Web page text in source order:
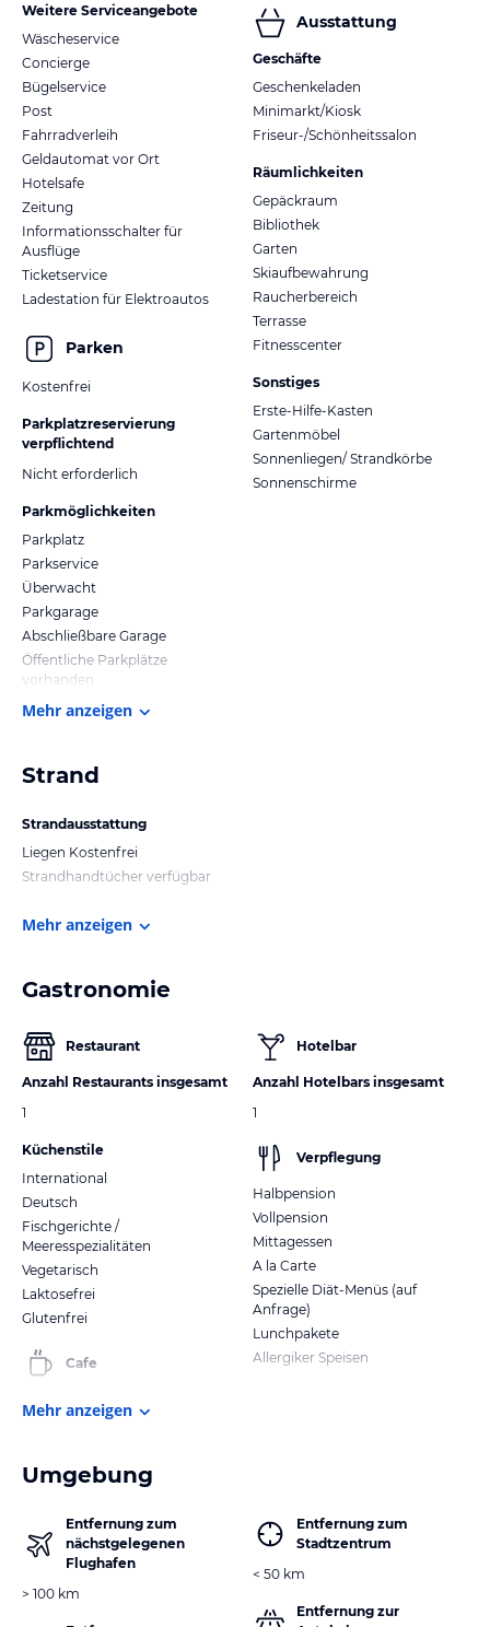
Weitere Serviceangebote
Wäscheservice
Concierge
Bügelservice
Post
Fahrradverleih
Geldautomat vor Ort
Hotelsafe
Zeitung
Informationsschalter für
Ausflüge
Ticketservice
Ladestation für Elektroautos
Parken
Kostenfrei
Parkplatzreservierung
verpflichtend
Nicht erforderlich
Parkmöglichkeiten
Parkplatz
Parkservice
Überwacht
Parkgarage
Abschließbare Garage
Öffentliche Parkplätze
vorhanden
Ausstattung
Geschäfte
Geschenkeladen
Minimarkt/Kiosk
Friseur-/Schönheitssalon
Räumlichkeiten
Gepäckraum
Bibliothek
Garten
Skiaufbewahrung
Raucherbereich
Terrasse
Fitnesscenter
Sonstiges
Erste-Hilfe-Kasten
Gartenmöbel
Sonnenliegen/ Strandkörbe
Sonnenschirme
Mehr anzeigen
Strand
Strandausstattung
Liegen Kostenfrei
Strandhandtücher verfügbar
Mehr anzeigen
Gastronomie
Restaurant
Anzahl Restaurants insgesamt
1
Küchenstile
International
Deutsch
Fischgerichte /
Meeresspezialitäten
Vegetarisch
Laktosefrei
Glutenfrei
Cafe
Hotelbar
Anzahl Hotelbars insgesamt
1
Verpflegung
Halbpension
Vollpension
Mittagessen
A la Carte
Spezielle Diät-Menüs (auf
Anfrage)
Lunchpakete
Allergiker Speisen
Mehr anzeigen
Umgebung
Entfernung zum
nächstgelegenen
Flughafen
> 100 km
Entfernung zum
Stadtzentrum
< 50 km
Entfernung zur